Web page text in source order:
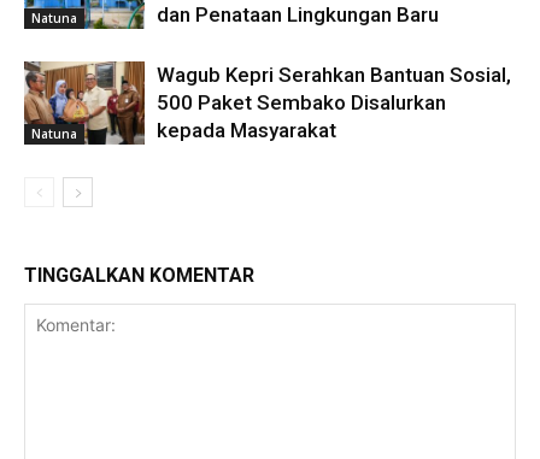
Natuna
dan Penataan Lingkungan Baru
Natuna
Wagub Kepri Serahkan Bantuan Sosial,
500 Paket Sembako Disalurkan
kepada Masyarakat
TINGGALKAN KOMENTAR